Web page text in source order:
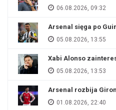
06.08.2026, 09:32
Arsenal sięga po
05.08.2026, 13:55
Xabi Alonso
05.08.2026, 13:53
Arsenal rozbija
01.08.2026, 22:40